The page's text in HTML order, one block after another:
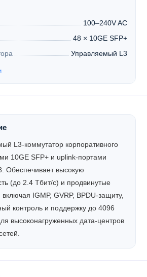
100–240V AC
48 × 10GE SFP+
Управляемый L3
L3-коммутатор корпоративного
10GE SFP+ и uplink-портами
Обеспечивает высокую
(до 2.4 Тбит/с) и продвинутые
IGMP, GVRP, BPDU-защиту,
контроль и поддержку до 4096
высоконагруженных дата-центров